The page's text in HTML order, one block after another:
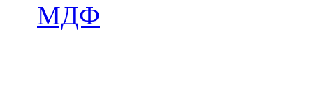
МДФ